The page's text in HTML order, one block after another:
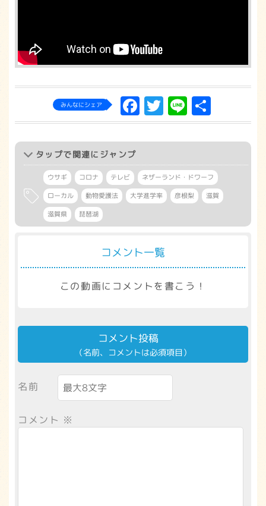
みんなにシェア Facebook
Twitter
Line
有
タップで関連にジャンプ
ウサギ コロナ テレビ
ネザーランド・ドワーフ
ローカル
動物愛護法 大学進学率 彦根梨
滋賀
滋賀県
琵琶湖
コメント一覧
この動画にコメントを書こう！
コメント投稿
（名前、コメントは必須項目）
名前
コメント ※